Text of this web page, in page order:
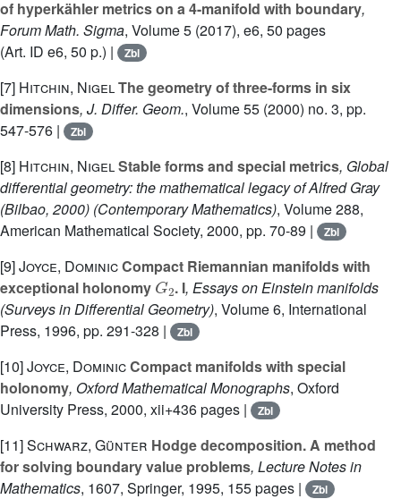
of hyperkähler metrics on a 4-manifold with boundary,
Forum Math. Sigma, Volume 5 (2017), e6, 50 pages
(Art. ID e6, 50 p.) |
Zbl
[7] Hitchin, NigelThe geometry of three-forms in six
dimensions, J. Differ. Geom., Volume 55 (2000) no. 3, pp.
547-576 |
Zbl
[8] Hitchin, NigelStable forms and special metrics, Global
differential geometry: the mathematical legacy of Alfred Gray
(Bilbao, 2000) (Contemporary Mathematics), Volume 288,
American Mathematical Society, 2000, pp. 70-89 |
Zbl
[9]Joyce, DominicCompact Riemannian manifolds with
exceptional holonomy
G2
. I, Essays on Einstein manifolds
(Surveys in Differential Geometry), Volume 6, International
Press, 1996, pp. 291-328 |
Zbl
[10]Joyce, DominicCompact manifolds with special
holonomy, Oxford Mathematical Monographs, Oxford
University Press, 2000, xii+436 pages |
Zbl
[11]Schwarz, Günter Hodge decomposition. A method
for solving boundary value problems, Lecture Notes in
Mathematics, 1607, Springer, 1995, 155 pages | Zbl